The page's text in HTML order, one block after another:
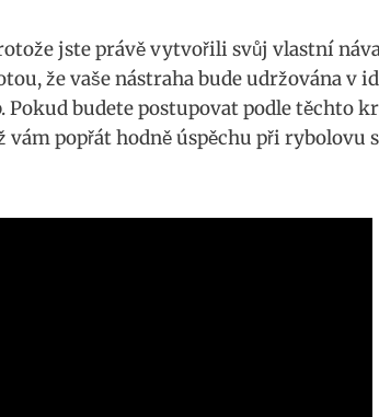
jste právě vytvořili svůj vlastní
že vaše nástraha ⁤bude ⁢udržována v
Pokud budete postupovat podle těchto
vám‍ popřát hodně úspěchu při rybolovu‌